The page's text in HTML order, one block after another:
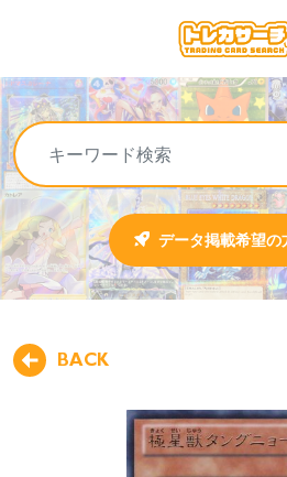
データ掲載希望の
BACK